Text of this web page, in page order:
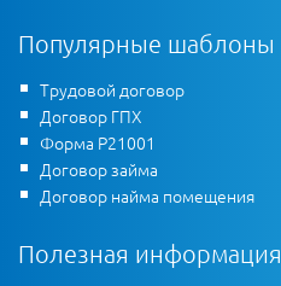
Популярные шаблоны
Трудовой договор
Договор ГПХ
Форма Р21001
Договор займа
Договор найма помещения
Полезная информация